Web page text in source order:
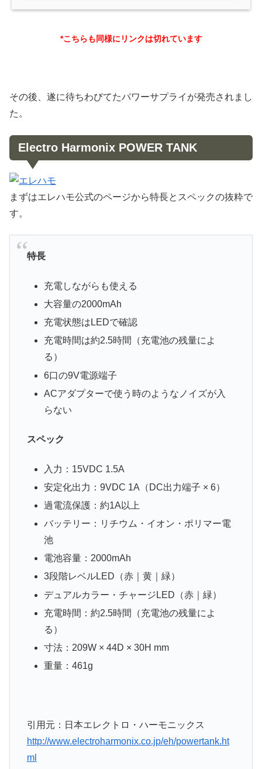
*こちらも同様にリンクは切れています
その後、遂に待ちわびてたパワーサプライが発売されまし
た。
Electro Harmonix POWER TANK
まずはエレハモ公式のページから特長とスペックの抜粋で
す。
特長
充電しながらも使える
大容量の2000mAh
充電状態はLEDで確認
充電時間は約2.5時間（充電池の残量によ
る）
6口の9V電源端子
ACアダプターで使う時のようなノイズが入
らない
スペック
入力：15VDC 1.5A
安定化出力：9VDC 1A（DC出力端子 × 6）
過電流保護：約1A以上
バッテリー：リチウム・イオン・ポリマー電
池
電池容量：2000mAh
3段階レベルLED（赤｜黄｜緑）
デュアルカラー・チャージLED（赤｜緑）
充電時間：約2.5時間（充電池の残量によ
る）
寸法：209W × 44D × 30H mm
重量：461g
引用元：日本エレクトロ・ハーモニックス
http://www.electroharmonix.co.jp/eh/powertank.ht
ml